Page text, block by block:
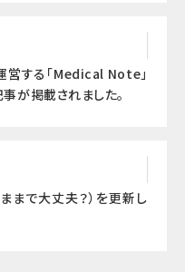
営する「Medical Note」
が掲載されました。
まで大丈夫？）を更新し